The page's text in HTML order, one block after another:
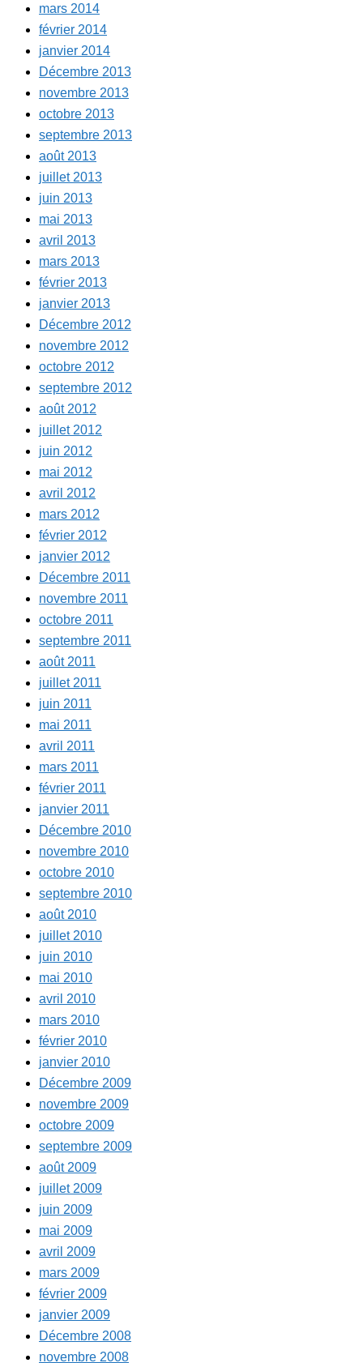
mars 2014
février 2014
janvier 2014
Décembre 2013
novembre 2013
octobre 2013
septembre 2013
août 2013
juillet 2013
juin 2013
mai 2013
avril 2013
mars 2013
février 2013
janvier 2013
Décembre 2012
novembre 2012
octobre 2012
septembre 2012
août 2012
juillet 2012
juin 2012
mai 2012
avril 2012
mars 2012
février 2012
janvier 2012
Décembre 2011
novembre 2011
octobre 2011
septembre 2011
août 2011
juillet 2011
juin 2011
mai 2011
avril 2011
mars 2011
février 2011
janvier 2011
Décembre 2010
novembre 2010
octobre 2010
septembre 2010
août 2010
juillet 2010
juin 2010
mai 2010
avril 2010
mars 2010
février 2010
janvier 2010
Décembre 2009
novembre 2009
octobre 2009
septembre 2009
août 2009
juillet 2009
juin 2009
mai 2009
avril 2009
mars 2009
février 2009
janvier 2009
Décembre 2008
novembre 2008